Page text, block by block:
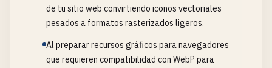
de tu sitio web convirtiendo iconos vectoriales
pesados a formatos rasterizados ligeros.
Al preparar recursos gráficos para navegadores
que requieren compatibilidad con WebP para